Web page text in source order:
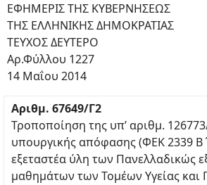
ΕΦΗΜΕΡΙΣ ΤΗΣ ΚΥΒΕΡΝΗΣΕΩΣ
ΤΗΣ ΕΛΛΗΝΙΚΗΣ ΔΗΜΟΚΡΑΤΙΑΣ
ΤΕΥΧΟΣ ΔΕΥΤΕΡΟ
Αρ.Φύλλου 1227
14 Μαΐου 2014
Αριθμ. 67649/Γ2
Τροποποίηση της υπ’ αριθμ.
υπουργικής απόφασης (ΦΕΚ 2339
εξεταστέα ύλη των Πανελλαδικώς
μαθημάτων των Τομέων Υγείας και